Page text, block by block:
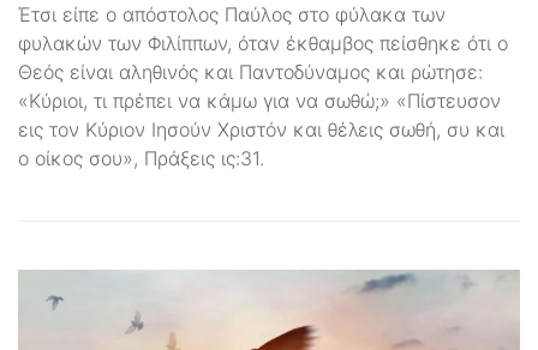
Έτσι είπε ο απόστολος Παύλος στο φύλακα των
φυλακών των Φιλίππων, όταν έκθαμβος πείσθηκε ότι ο
Θεός είναι αληθινός και Παντοδύναμος και ρώτησε:
«Κύριοι, τι πρέπει να κάμω για να σωθώ;» «Πίστευσον
εις τον Κύριον Ιησούν Χριστόν και θέλεις σωθή, συ και
ο οίκος σου», Πράξεις ις:31.